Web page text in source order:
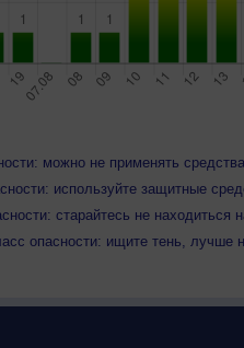
можно не применять
используйте защитные
старайтесь не
опасности: ищите тень, лучше